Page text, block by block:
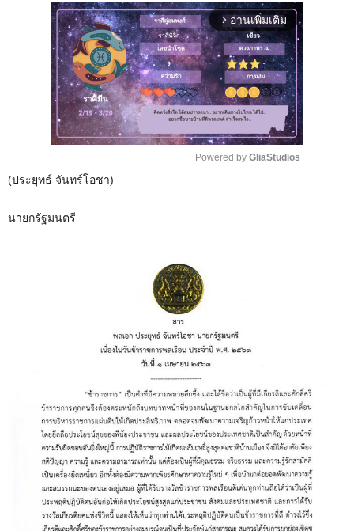
arrow_forward_ios อ่านเพิ่มเติม
Powered by GliaStudios
(ประยุทธ์ จันทร์โอชา)
นายกรัฐมนตรี